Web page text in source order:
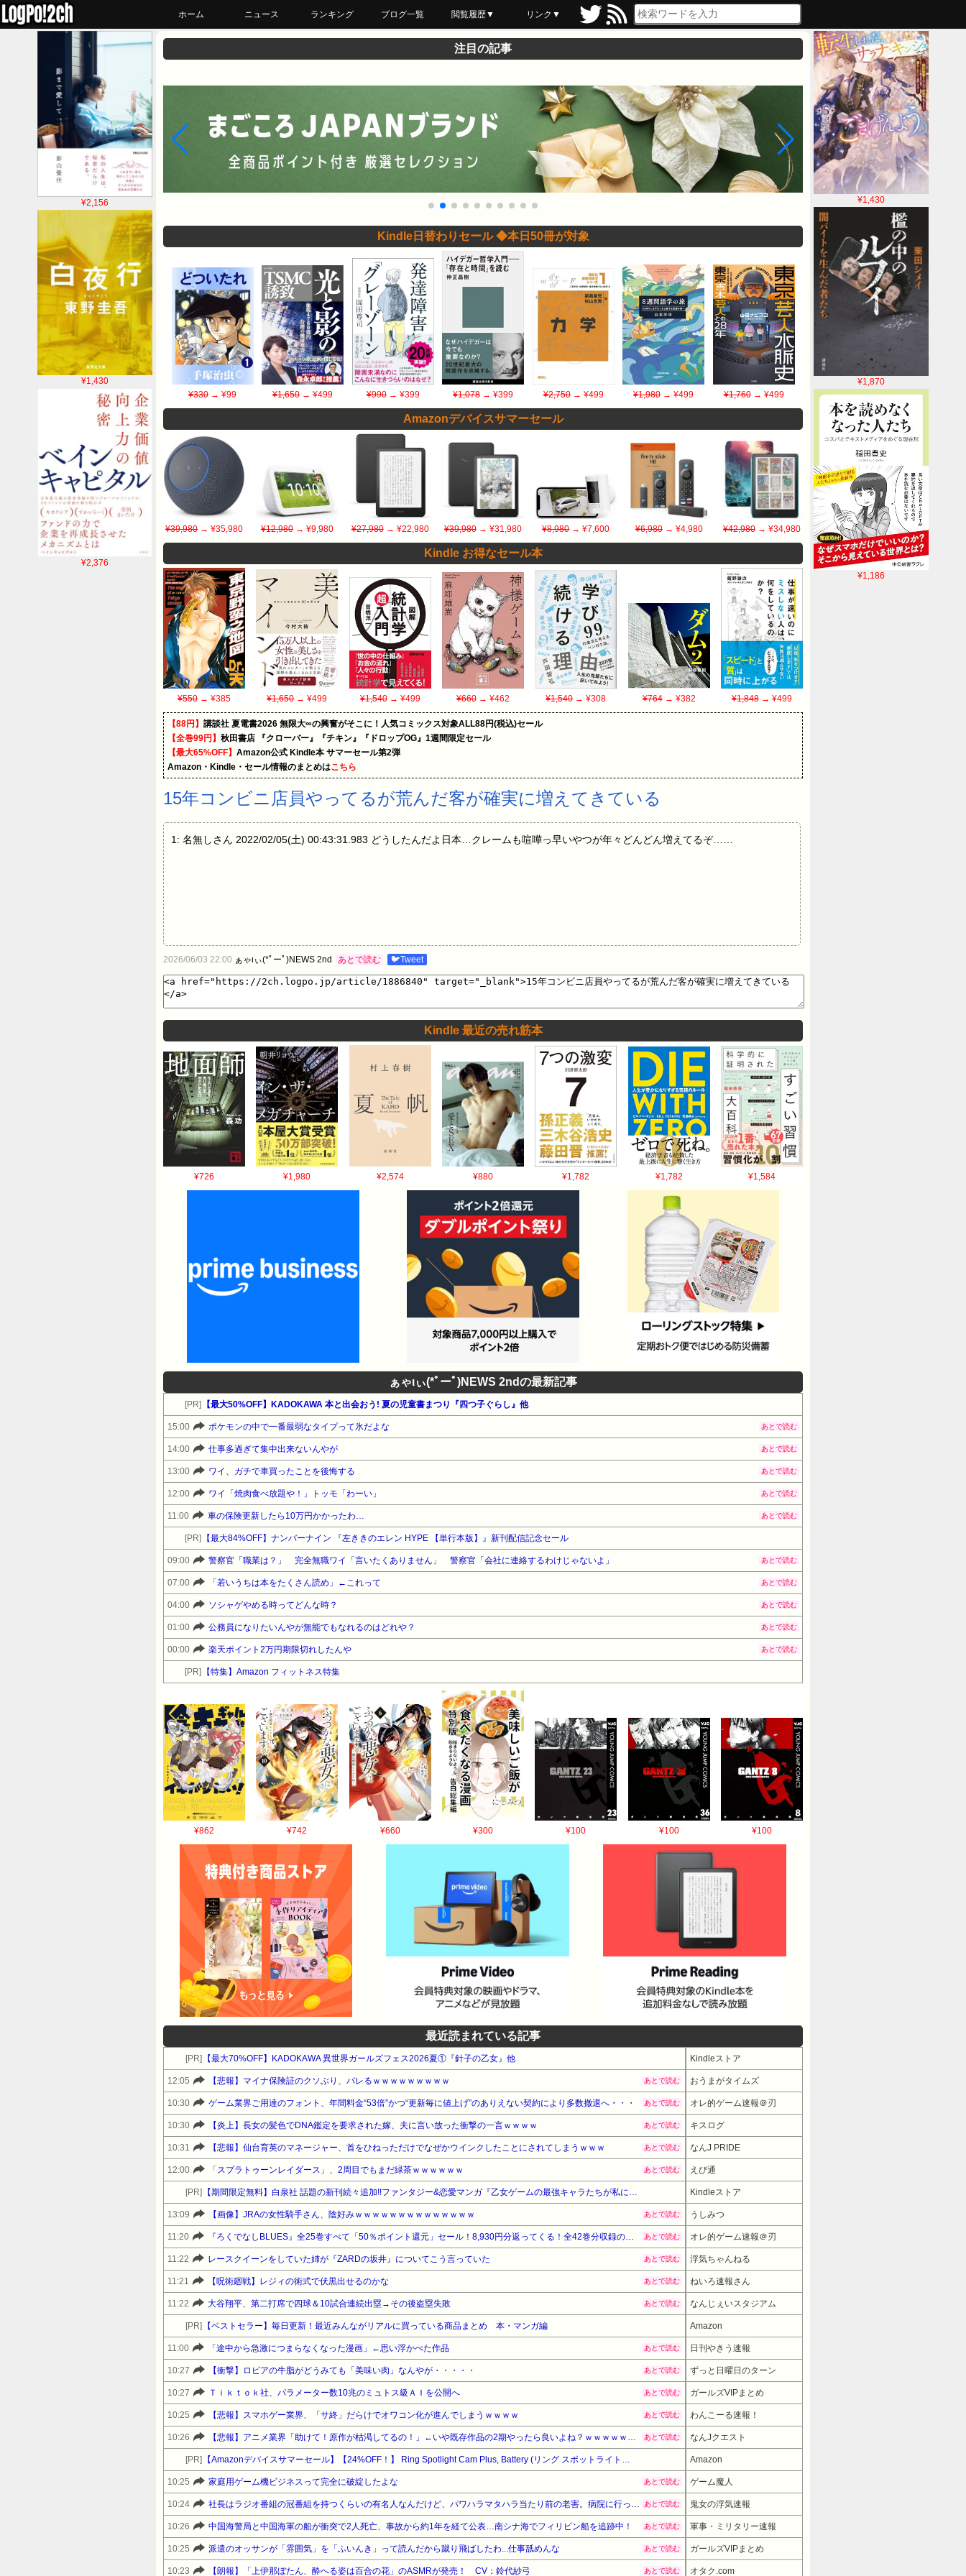
ホーム ニュース ランキング ブログ一覧 閲覧履歴▼
最近読んだ
あとで読む
ブックマーク
リンク▼
¥1,430
¥1,870
¥1,186
¥2,156
¥1,430
¥2,376
注目の記事
Kindle日替わりセール ◆本日50冊が対象
¥330 → ¥99 ¥1,650 → ¥499 ¥990→ ¥399 ¥1,078 → ¥399 ¥2,750→ ¥499 ¥1,980 → ¥499 ¥1,760→ ¥499
Amazonデバイスサマーセール
¥39,980 → ¥35,980 ¥12,980→ ¥9,980 ¥27,980→ ¥22,980 ¥39,980→ ¥31,980 ¥8,980→ ¥7,600 ¥6,980→ ¥4,980 ¥42,980→ ¥34,980
Kindle お得なセール本
¥550 → ¥385 ¥1,650→ ¥499 ¥1,540→ ¥499 ¥660→ ¥462 ¥1,540→ ¥308 ¥764→ ¥382 ¥1,848→ ¥499
【88円】 講談社 夏電書2026 無限大∞の興奮がそこに！人気コミックス対象ALL88円(税込)セール
【全巻99円】 秋田書店 『クローバー』『チキン』『ドロップOG』1週間限定セール
【最大65%OFF】 Amazon公式 Kindle本 サマーセール第2弾
Amazon・Kindle・セール情報のまとめはこちら
15年コンビニ店員やってるが荒んだ客が確実に増えてきている
1: 名無しさん 2022/02/05(土) 00:43:31.983 どうしたんだよ日本…クレームも喧嘩っ早いやつが年々どんどん増えてるぞ……
2026/06/03 22:00 ぁゃιぃ(*ﾟーﾟ)NEWS 2nd あとで読む 🐦Tweet
Kindle 最近の売れ筋本
¥726 ¥1,980 ¥2,574 ¥880 ¥1,782 ¥1,782 ¥1,584
ぁゃιぃ(*ﾟーﾟ)NEWS 2ndの最新記事
[PR] 【最大50%OFF】KADOKAWA 本と出会おう! 夏の児童書まつり『四つ子ぐらし』他
15:00 ポケモンの中で一番最弱なタイプって氷だよな あとで読む
14:00 仕事多過ぎて集中出来ないんやが あとで読む
13:00 ワイ、ガチで車買ったことを後悔する あとで読む
12:00 ワイ「焼肉食べ放題や！」トッモ「わーい」 あとで読む
11:00 車の保険更新したら10万円かかったわ… あとで読む
[PR] 【最大84%OFF】ナンバーナイン 『左ききのエレン HYPE 【単行本版】』新刊配信記念セール
09:00 警察官「職業は？」 完全無職ワイ「言いたくありません」 警察官「会社に連絡するわけじゃないよ」 あとで読む
07:00 「若いうちは本をたくさん読め」←これって あとで読む
04:00 ソシャゲやめる時ってどんな時？ あとで読む
01:00 公務員になりたいんやが無能でもなれるのはどれや？ あとで読む
00:00 楽天ポイント2万円期限切れしたんや あとで読む
[PR] 【特集】Amazon フィットネス特集
¥862 ¥742 ¥660 ¥300 ¥100 ¥100 ¥100
最近読まれている記事
[PR] 【最大70%OFF】KADOKAWA 異世界ガールズフェス2026夏①『針子の乙女』他 Kindleストア
12:05 【悲報】マイナ保険証のクソぶり、バレるｗｗｗｗｗｗｗｗｗ あとで読む おうまがタイムズ
10:30 ゲーム業界ご用達のフォント、年間料金“53倍”かつ“更新毎に値上げ”のありえない契約により多数撤退へ・・・ あとで読む オレ的ゲーム速報＠刃
10:30 【炎上】長女の髪色でDNA鑑定を要求された嫁、夫に言い放った衝撃の一言ｗｗｗｗ あとで読む キスログ
10:31 【悲報】仙台育英のマネージャー、首をひねっただけでなぜかウインクしたことにされてしまうｗｗｗ あとで読む なんJ PRIDE
12:00 「スプラトゥーンレイダース」、2周目でもまだ緑茶ｗｗｗｗｗｗ あとで読む えび通
[PR] 【期間限定無料】白泉社 話題の新刊続々追加!!ファンタジー&恋愛マンガ『乙女ゲームの最強キャラたちが私に執着する』他 Kindleストア
13:09 【画像】JRAの女性騎手さん、陰好みｗｗｗｗｗｗｗｗｗｗｗｗｗｗ あとで読む うしみつ
11:20 『ろくでなしBLUES』全25巻すべて「50％ポイント還元」セール！8,930円分返ってくる！全42巻分収録の文庫版！ヤンキー漫画の頂点！ジャンプ黄金期の伝説的な傑作 あとで読む オレ的ゲーム速報＠刃
11:22 レースクイーンをしていた姉が『ZARDの坂井』についてこう言っていた あとで読む 浮気ちゃんねる
11:21 【呪術廻戦】レジィの術式で伏黒出せるのかな あとで読む ねいろ速報さん
11:22 大谷翔平、第二打席で四球＆10試合連続出塁→その後盗塁失敗 あとで読む なんじぇいスタジアム
[PR] 【ベストセラー】毎日更新！最近みんながリアルに買っている商品まとめ 本・マンガ編 Amazon
11:00 「途中から急激につまらなくなった漫画」←思い浮かべた作品 あとで読む 日刊やきう速報
10:27 【衝撃】ロピアの牛脂がどうみても「美味い肉」なんやが・・・・・ あとで読む ずっと日曜日のターン
10:27 Ｔｉｋｔｏｋ社、パラメーター数10兆のミュトス級ＡＩを公開へ あとで読む ガールズVIPまとめ
10:25 【悲報】スマホゲー業界、「サ終」だらけでオワコン化が進んでしまうｗｗｗｗ あとで読む わんこーる速報！
10:26 【悲報】アニメ業界「助けて！原作が枯渇してるの！」←いや既存作品の2期やったら良いよね？ｗｗｗｗｗｗｗｗｗｗ あとで読む なんJクエスト
[PR] 【Amazonデバイスサマーセール】【24%OFF！】 Ring Spotlight Cam Plus, Battery (リング スポットライトカム プラス バッテリーモデル) ホワイト + 屋内/屋外兼用電源アダプター | Ring Homeプラン30日間無料体験 Amazon
10:25 家庭用ゲーム機ビジネスって完全に破綻したよな あとで読む ゲーム魔人
10:24 社長はラジオ番組の冠番組を持つくらいの有名人なんだけど、パワハラマタハラ当たり前の老害。病院に行っただけで退職勧告を受けた。社長「労基に言うなよ！」と言うけれど…→ あとで読む 鬼女の浮気速報
10:26 中国海警局と中国海軍の船が衝突で2人死亡、事故から約1年を経て公表…南シナ海でフィリピン船を追跡中！ あとで読む 軍事・ミリタリー速報
10:25 派遣のオッサンが「雰囲気」を「ふいんき」って読んだから蹴り飛ばしたわ...仕事舐めんな あとで読む ガールズVIPまとめ
10:23 【朗報】「上伊那ぼたん、酔へる姿は百合の花」のASMRが発売！ CV：鈴代紗弓 あとで読む オタク.com